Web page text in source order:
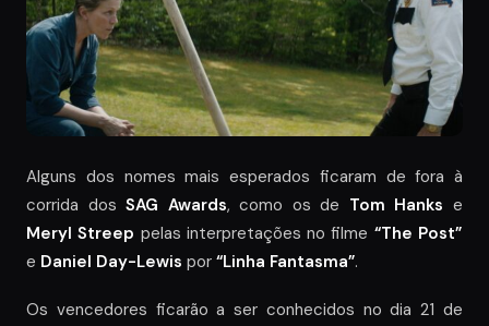
Alguns dos nomes mais esperados ficaram de fora à
corrida dosSAG Awards, como os de Tom Hankse
Meryl Streep pelas interpretações no filme “The Post”
e Daniel Day-Lewis por “Linha Fantasma”.
Os vencedores ficarão a ser conhecidos no dia 21 de